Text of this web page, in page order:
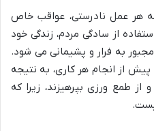
هر عمل نادرستی، عواقب خاص
از سادگی مردم، زندگی خود
به فرار و پشیمانی می شود.
از انجام هر کاری، به نتیجه
از طمع ورزی بپرهیزند، زیرا که